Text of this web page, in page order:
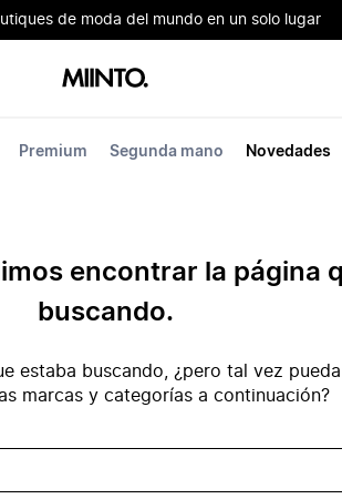
de moda del mundo en un solo lugar
Premium Segunda mano Novedades
encontrar la página
buscando.
estaba buscando, ¿pero tal vez
marcas y categorías a continuación?